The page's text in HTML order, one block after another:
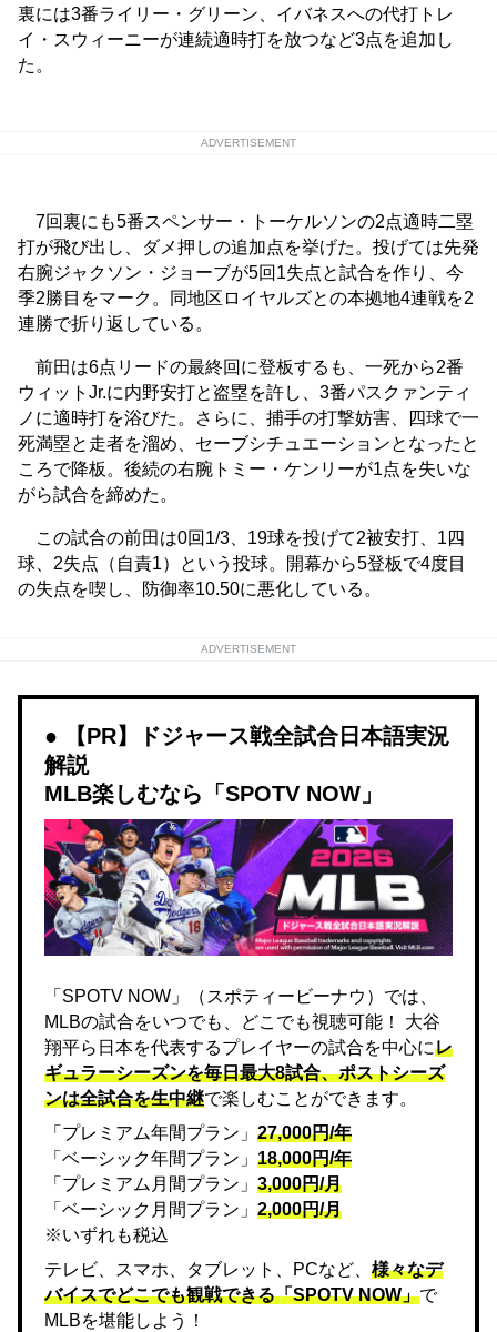
裏には3番ライリー・グリーン、イバネスへの代打トレ
イ・スウィーニーが連続適時打を放つなど3点を追加し
た。
ADVERTISEMENT
7回裏にも5番スペンサー・トーケルソンの2点適時二塁
打が飛び出し、ダメ押しの追加点を挙げた。投げては先発
右腕ジャクソン・ジョーブが5回1失点と試合を作り、今
季2勝目をマーク。同地区ロイヤルズとの本拠地4連戦を2
連勝で折り返している。
前田は6点リードの最終回に登板するも、一死から2番
ウィットJr.に内野安打と盗塁を許し、3番パスクァンティ
ノに適時打を浴びた。さらに、捕手の打撃妨害、四球で一
死満塁と走者を溜め、セーブシチュエーションとなったと
ころで降板。後続の右腕トミー・ケンリーが1点を失いな
がら試合を締めた。
この試合の前田は0回1/3、19球を投げて2被安打、1四
球、2失点（自責1）という投球。開幕から5登板で4度目
の失点を喫し、防御率10.50に悪化している。
ADVERTISEMENT
【PR】ドジャース戦全試合日本語実況
解説
MLB楽しむなら「SPOTV NOW」
「SPOTV NOW」（スポティービーナウ）では、
MLBの試合をいつでも、どこでも視聴可能！ 大谷
翔平ら日本を代表するプレイヤーの試合を中心にレ
ギュラーシーズンを毎日最大8試合、ポストシーズ
ンは全試合を生中継で楽しむことができます。
「プレミアム年間プラン」 27,000円/年
「ベーシック年間プラン」 18,000円/年
「プレミアム月間プラン」 3,000円/月
「ベーシック月間プラン」 2,000円/月
※いずれも税込
テレビ、スマホ、タブレット、PCなど、 様々なデ
バイスでどこでも観戦できる「SPOTV NOW」で
MLBを堪能しよう！